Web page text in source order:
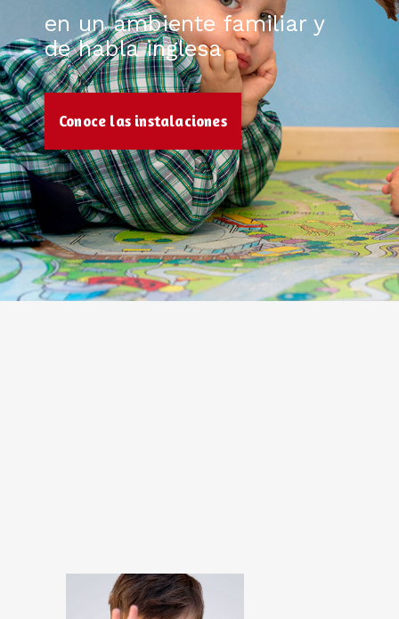
en un ambiente familiar y
de habla inglesa
Conoce las instalaciones